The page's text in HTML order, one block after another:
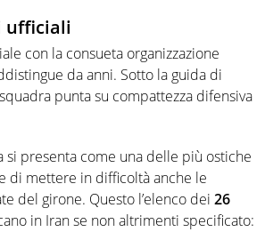
ufficiali
con la consueta organizzazione
da anni. Sotto la guida di
punta su compattezza difensiva
si presenta come una delle più ostiche
di mettere in difficoltà anche le
del girone. Questo l’elenco dei 26
in Iran se non altrimenti specificato: